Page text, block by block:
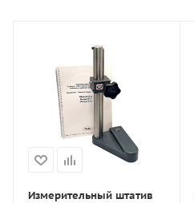
Измерительный штатив